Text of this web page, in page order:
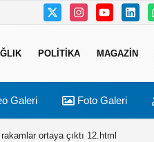
POLITIKA MAGAZIN
Galeri Foto Galeri
ortaya çıktı 12.html